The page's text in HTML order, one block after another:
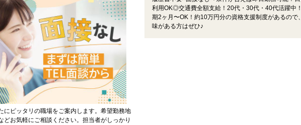
にピッタリの職場をご案内します。希望勤務地
どお気軽にご相談ください。担当者がしっかり
利用OK◎交通費全額支給！20代・30代・40代活躍中
期2ヶ月〜OK！約10万円分の資格支援制度があるので
味がある方はぜひ♪